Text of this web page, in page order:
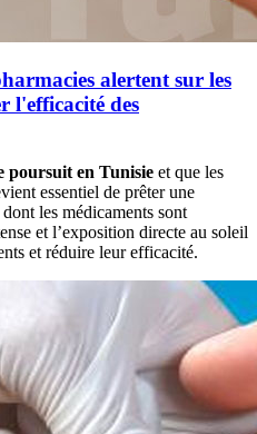
alertent sur les
l'efficacité des
poursuit en Tunisie et que les
essentiel de prêter une
les médicaments sont
et l’exposition directe au soleil
et réduire leur efficacité.